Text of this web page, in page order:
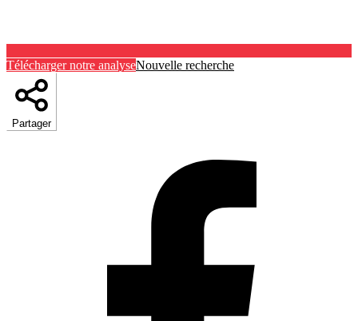
Télécharger notre analyseNouvelle recherche
Partager